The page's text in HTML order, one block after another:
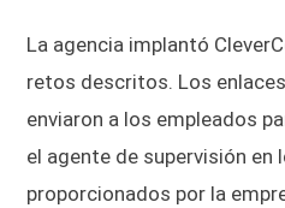
La agencia implantó
retos descritos. Los
enviaron a los empleados
el agente de supervisión en
proporcionados por la